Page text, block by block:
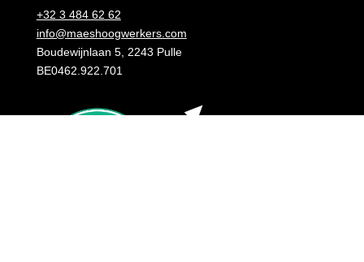
+32 3 484 62 62
info@maeshoogwerkers.com
Boudewijnlaan 5, 2243 Pulle
BE0462.922.701